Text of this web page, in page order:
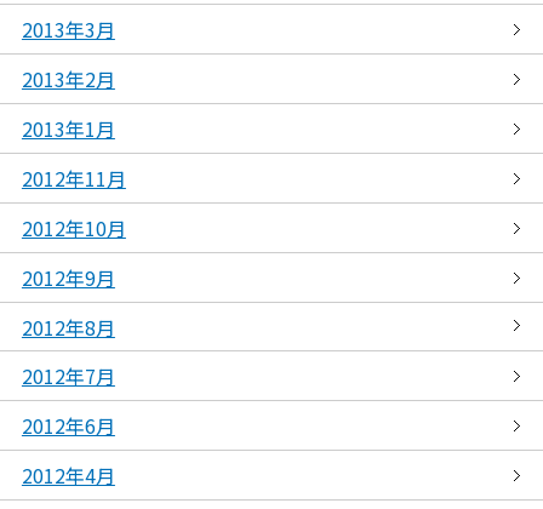
2013年3月
2013年2月
2013年1月
2012年11月
2012年10月
2012年9月
2012年8月
2012年7月
2012年6月
2012年4月